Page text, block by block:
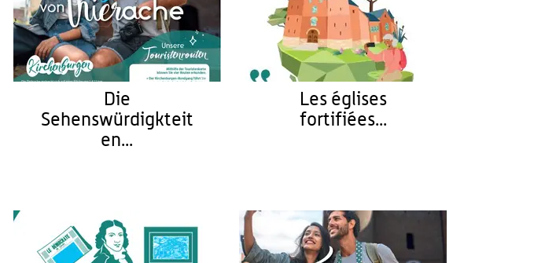
Die
Sehenswürdigkteit
en...
Les églises
fortifiées...